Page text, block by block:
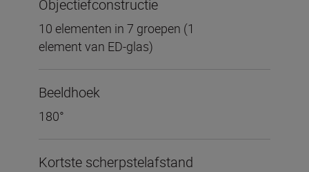
Objectiefconstructie
10 elementen in 7 groepen (1
element van ED-glas)
Beeldhoek
180°
Kortste scherpstelafstand